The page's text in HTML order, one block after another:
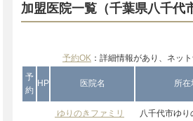
加盟医院一覧（千葉県八千代
予約OK：詳細情報があり、ネッ
予
約
HP 医院名 所在
ゆりのきファミリ
八千代市ゆり